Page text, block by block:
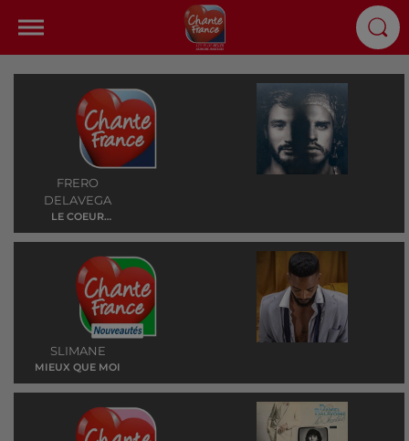
FRERO
DELAVEGA
LE COEUR
ELEPHANT
SLIMANE
MIEUX QUE MOI